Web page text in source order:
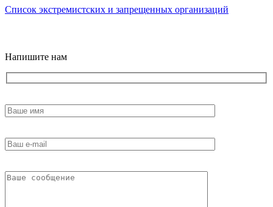
Список экстремистских и запрещенных организаций
Напишите нам